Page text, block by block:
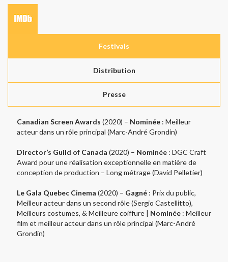
Festivals
Distribution
Presse
Canadian Screen Awards (2020) – Nominée: Meilleur
acteur dans un rôle principal (Marc-André Grondin)
Director’s Guild of Canada (2020) – Nominée : DGC Craft
Award pour une réalisation exceptionnelle en matière de
conception de production – Long métrage (David Pelletier)
Le Gala Quebec Cinema (2020) – Gagné : Prix ​​du public,
Meilleur acteur dans un second rôle (Sergio Castellitto),
Meilleurs costumes, & Meilleure coiffure | Nominée : Meilleur
film et meilleur acteur dans un rôle principal (Marc-André
Grondin)